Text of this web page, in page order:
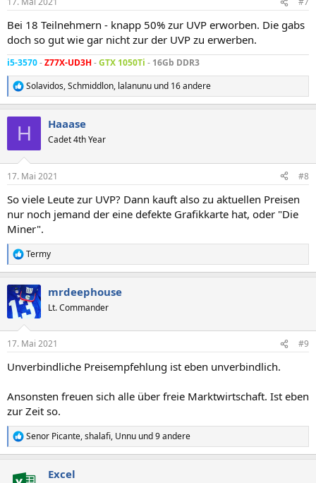
e
:
Bei 18 Teilnehmern - knapp 50% zur UVP erworben. Die gabs
doch so gut wie gar nicht zur der UVP zu erwerben.
i5-3570-Z77X-UD3H-GTX 1050Ti - 16Gb DDR3
R
e
e
:
Solavidos,Schmiddlon, lalanunu und 16 andere
H Haaase
Cadet 4th Year
17. Mai 2021 #8
So viele Leute zur UVP? Dann kauft also zu aktuellen Preisen
nur noch jemand der eine defekte Grafikkarte hat, oder "Die
Miner".
R
e
k
t
i
e
:
Termy
mrdeephouse
Lt. Commander
17. Mai 2021 #9
Unverbindliche Preisempfehlung ist eben unverbindlich.
Ansonsten freuen sich alle über freie Marktwirtschaft. Ist eben
zur Zeit so.
R
e
k
Senor Picante,shalafi, Unnu und 9 andere
Excel